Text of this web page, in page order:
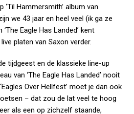
‘Til Hammersmith’ album van
we 43 jaar en heel veel (ik ga ze
Eagle Has Landed’ kent
platen van Saxon verder.
tijdgeest en de klassieke line-up
van ‘The Eagle Has Landed’ nooit
Over Hellfest’ moet je dan ook
– dat zou de lat veel te hoog
als een op zichzelf staande,